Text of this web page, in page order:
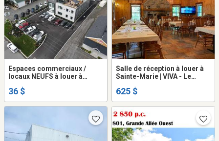
Espaces commerciaux /
locaux NEUFS à louer à
36 $
Salle de réception à louer à
Sainte-Marie | VIVA - Le
625 $